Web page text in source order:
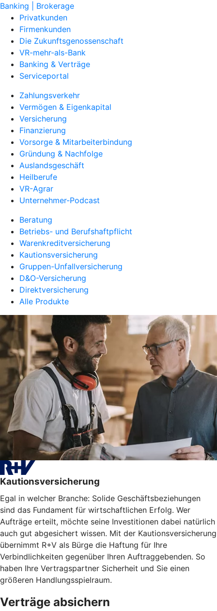
Banking | Brokerage
Privatkunden
Firmenkunden
Die Zukunftsgenossenschaft
VR-mehr-als-Bank
Banking & Verträge
Serviceportal
Zahlungsverkehr
Vermögen & Eigenkapital
Versicherung
Finanzierung
Vorsorge & Mitarbeiterbindung
Gründung & Nachfolge
Auslandsgeschäft
Heilberufe
VR-Agrar
Unternehmer-Podcast
Beratung
Betriebs- und Berufshaftpflicht
Warenkreditversicherung
Kautionsversicherung
Gruppen-Unfallversicherung
D&O-Versicherung
Direktversicherung
Alle Produkte
Kautionsversicherung
Egal in welcher Branche: Solide Geschäftsbeziehungen
sind das Fundament für wirtschaftlichen Erfolg. Wer
Aufträge erteilt, möchte seine Investitionen dabei natürlich
auch gut abgesichert wissen. Mit der Kautionsversicherung
übernimmt R+V als Bürge die Haftung für Ihre
Verbindlichkeiten gegenüber Ihren Auftraggebenden. So
haben Ihre Vertragspartner Sicherheit und Sie einen
größeren Handlungsspielraum.
Verträge absichern